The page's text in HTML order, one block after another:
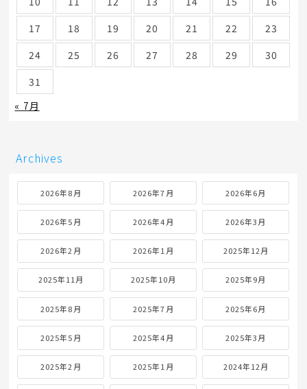
17
18 19 20 21 22
23
24
25 26 27 28 29
30
31
« 7月
Archives
2026年8月 2026年7月 2026年6月
2026年5月 2026年4月 2026年3月
2026年2月 2026年1月 2025年12月
2025年11月 2025年10月 2025年9月
2025年8月 2025年7月 2025年6月
2025年5月 2025年4月 2025年3月
2025年2月 2025年1月 2024年12月